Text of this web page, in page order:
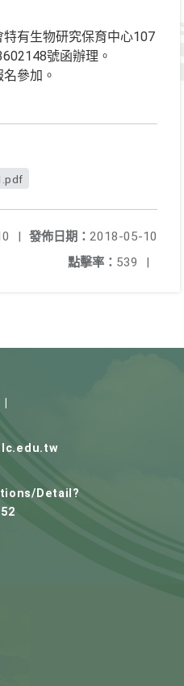
有生物研究保育中心107
號函辦理。
參加。
發佈日期： 2018-05-10
|
點擊率： 539 |
Detail?